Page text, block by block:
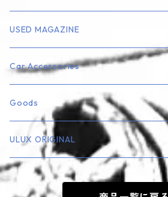
USED MAGAZINE
Lowrider
Truck
Rod・Custom系
Playboy
Car Accessories
エアフレッシュナー
ナンバープレート・フレーム
エンブレム
Goods
ミニカー
フィギュア
ULUX ORIGINAL